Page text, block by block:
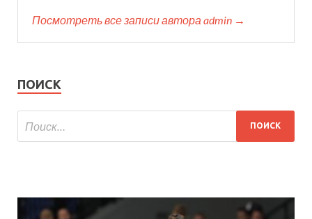
Посмотреть все записи автора admin →
ПОИСК